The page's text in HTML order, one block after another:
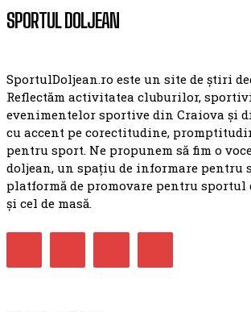
SPORTUL DOLJEAN
SportulDoljean.ro este un site de știri
Reflectăm activitatea cluburilor,
evenimentelor sportive din Craiova și
cu accent pe corectitudine,
pentru sport. Ne propunem să fim o
doljean, un spațiu de informare pentru
platformă de promovare pentru sportul
și cel de masă.